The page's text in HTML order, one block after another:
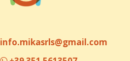
info.mikasrls@gmail.com